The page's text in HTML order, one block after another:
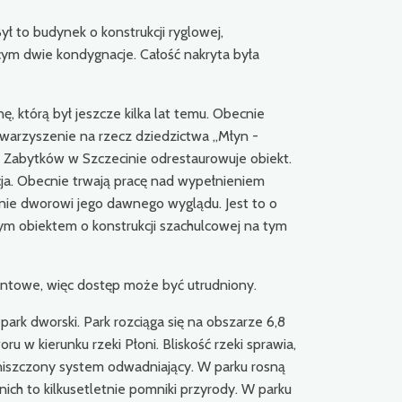
to budynek o konstrukcji ryglowej,
dwie kondygnacje. Całość nakryta była
którą był jeszcze kilka lat temu. Obecnie
na rzecz dziedzictwa „Młyn -
w Szczecinie odrestaurowuje obiekt.
Obecnie trwają pracę nad wypełnieniem
dworowi jego dawnego wyglądu. Jest to o
obiektem o konstrukcji szachulcowej na tym
więc dostęp może być utrudniony.
dworski. Park rozciąga się na obszarze 6,8
w kierunku rzeki Płoni. Bliskość rzeki sprawia,
system odwadniający. W parku rosną
to kilkusetletnie pomniki przyrody. W parku